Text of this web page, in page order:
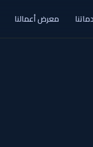
معرض أعمالنا